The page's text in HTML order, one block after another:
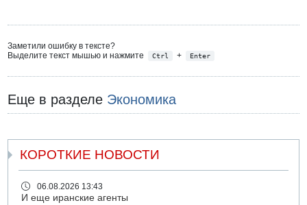
Заметили ошибку в тексте?
Выделите текст мышью и нажмите
Ctrl + Enter
Еще в разделе Экономика
КОРОТКИЕ НОВОСТИ
06.08.2026 13:43
И еще иранские агенты